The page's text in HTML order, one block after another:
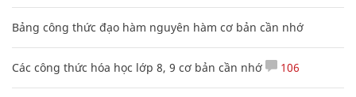
Bảng công thức đạo hàm nguyên hàm cơ bản cần nhớ
Các công thức hóa học lớp 8, 9 cơ bản cần nhớ 106